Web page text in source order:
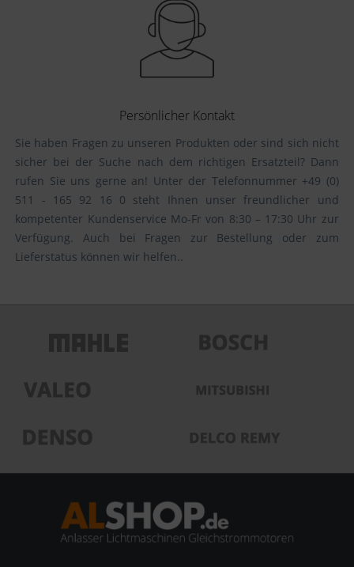
Persönlicher Kontakt
Sie haben Fragen zu unseren Produkten oder sind sich nicht
sicher bei der Suche nach dem richtigen Ersatzteil? Dann
rufen Sie uns gerne an! Unter der Telefonnummer +49 (0)
511 - 165 92 16 0 steht Ihnen unser freundlicher und
kompetenter Kundenservice Mo-Fr von 8:30 – 17:30 Uhr zur
Verfügung. Auch bei Fragen zur Bestellung oder zum
Lieferstatus können wir helfen..